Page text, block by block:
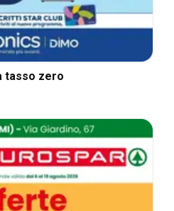
tasso zero